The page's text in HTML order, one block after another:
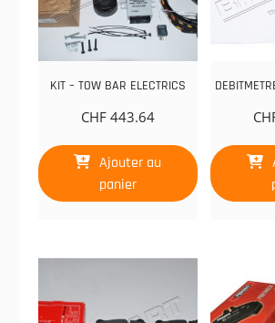
KIT – TOW BAR ELECTRICS
CHF443.64
Ajouter au
panier